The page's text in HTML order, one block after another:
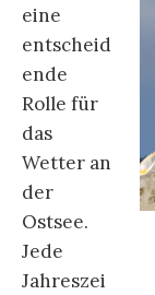
eine
entscheid
ende
Rolle für
das
Wetter an
der
Ostsee.
Jede
Jahreszei